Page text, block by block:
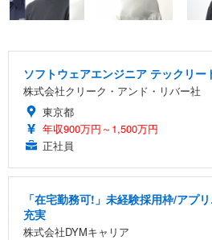
ソフトウェアエンジニア テックリー
株式会社クリーク・アンド・リバー社
東京都
年収900万円～1,500万円
正社員
「在宅勤務可!」未経験採用枠/アプ
充実
株式会社DYMキャリア